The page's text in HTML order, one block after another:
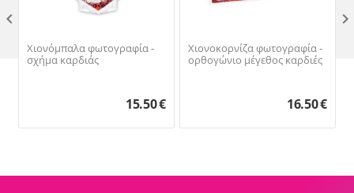
Χιονόμπαλα φωτογραφία -
σχήμα καρδιάς
15.50€
Χιονοκορνίζα φωτογραφία -
ορθογώνιο μέγεθος καρδιές
16.50€
 